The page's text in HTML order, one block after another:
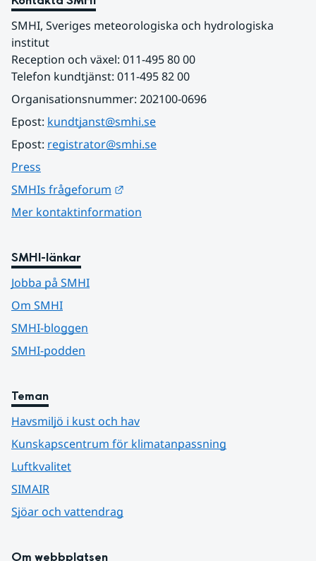
SMHI, Sveriges meteorologiska och hydrologiska
institut
Reception och växel: 011-495 80 00
Telefon kundtjänst: 011-495 82 00
Organisationsnummer: 202100-0696
Epost: kundtjanst@smhi.se
Epost: registrator@smhi.se
Press
SMHIs frågeforum
Mer kontaktinformation
SMHI-länkar
Jobba på SMHI
Om SMHI
SMHI-bloggen
SMHI-podden
Teman
Havsmiljö i kust och hav
Kunskapscentrum för klimatanpassning
Luftkvalitet
SIMAIR
Sjöar och vattendrag
Om webbplatsen